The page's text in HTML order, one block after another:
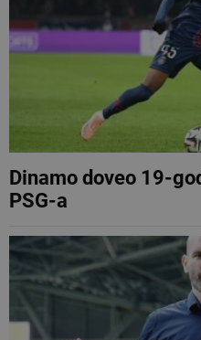
Dinamo doveo 19-
PSG-a